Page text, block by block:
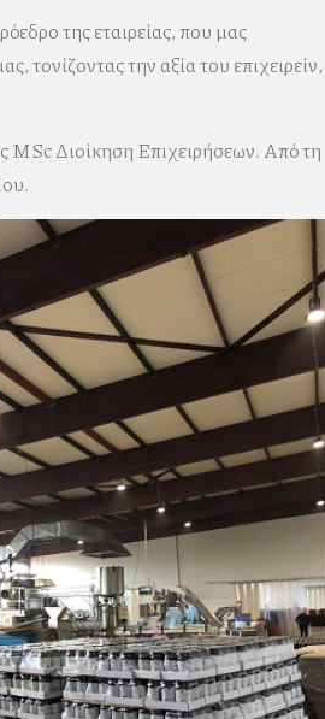
της εταιρείας, που μας
τονίζοντας την αξία του επιχειρείν,
MSc Διοίκηση Επιχειρήσεων. Από τη